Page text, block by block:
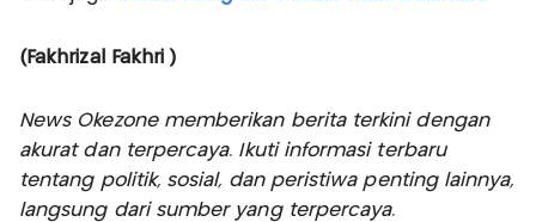
(Fakhrizal Fakhri )
News Okezone memberikan berita terkini dengan
akurat dan terpercaya. Ikuti informasi terbaru
tentang politik, sosial, dan peristiwa penting lainnya,
langsung dari sumber yang terpercaya.